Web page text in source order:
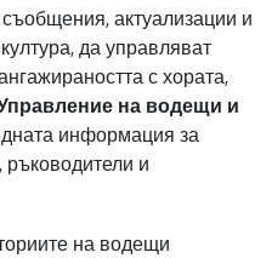
актуализации и
да управляват
с хората,
на водещи и
информация за
ръководители и
на водещи